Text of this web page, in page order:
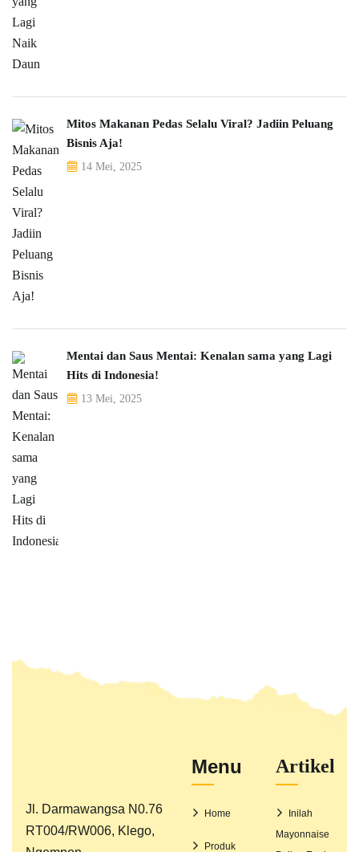
Mitos Makanan Pedas Selalu Viral? Jadiin Peluang
Bisnis Aja!
14 Mei, 2025
Mentai dan Saus Mentai: Kenalan sama yang Lagi
Hits di Indonesia!
13 Mei, 2025
Jl. Darmawangsa N0.76
RT004/RW006, Klego,
Menu
Home
Produk
Artikel
Inilah
Mayonnaise